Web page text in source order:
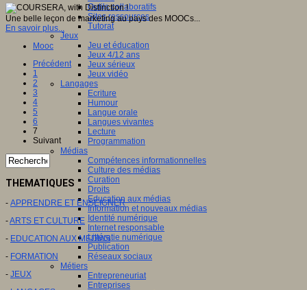
Outils collaboratifs
Sites ressources
Tutorat
Jeux
Jeu et éducation
Jeux 4/12 ans
Jeux sérieux
Jeux vidéo
Langages
Ecriture
Humour
Langue orale
Langues vivantes
Lecture
Programmation
Médias
Compétences informationnelles
Culture des médias
Curation
Droits
Education aux médias
Information et nouveaux médias
Identité numérique
Internet responsable
Littératie numérique
Publication
Réseaux sociaux
Métiers
Entrepreneuriat
Entreprises
Une belle leçon de marketing au pays des MOOCs...
En savoir plus...
Mooc
Précédent
1
2
3
4
5
6
7
Suivant
THEMATIQUES
- APPRENDRE ET ENSEIGNER
-ARTS ET CULTURE
- EDUCATION AUX MEDIAS
- FORMATION
- JEUX